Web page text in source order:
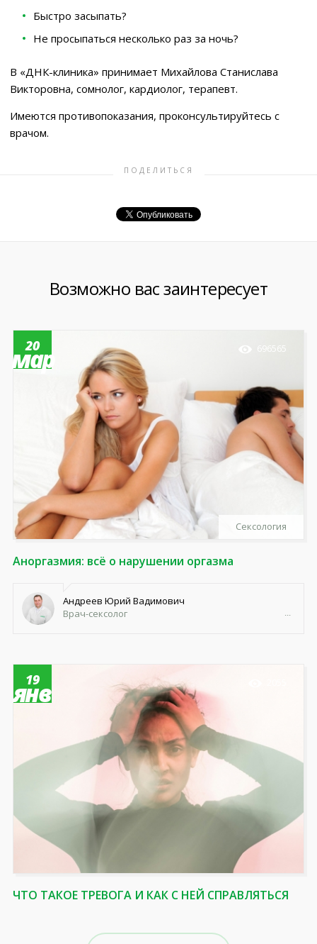
Быстро засыпать?
Не просыпаться несколько раз за ночь?
В «ДНК-клиника» принимает Михайлова Станислава
Викторовна, сомнолог, кардиолог, терапевт.
Имеются противопоказания, проконсультируйтесь с
врачом.
ПОДЕЛИТЬСЯ
Возможно вас заинтересует
20
мар
Сексология
696565
Аноргазмия: всё о нарушении оргазма
Андреев Юрий Вадимович
Врач-сексолог
19
янв
ЧТО ТАКОЕ ТРЕВОГА И КАК С НЕЙ СПРАВЛЯТЬСЯ